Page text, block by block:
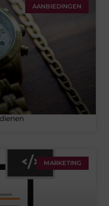
AANBIEDINGEN
MARKETING